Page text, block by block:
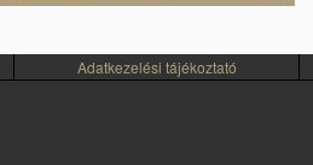
Adatkezelési tájékoztató